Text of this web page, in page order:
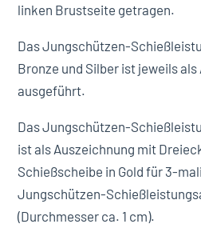
linken Brustseite getragen.
Das Jungschützen-
Bronze und Silber ist jeweils
ausgeführt.
Das Jungschützen-
ist als Auszeichnung mit
Schießscheibe in Gold für 3-
Jungschützen-
(Durchmesser ca. 1 cm).